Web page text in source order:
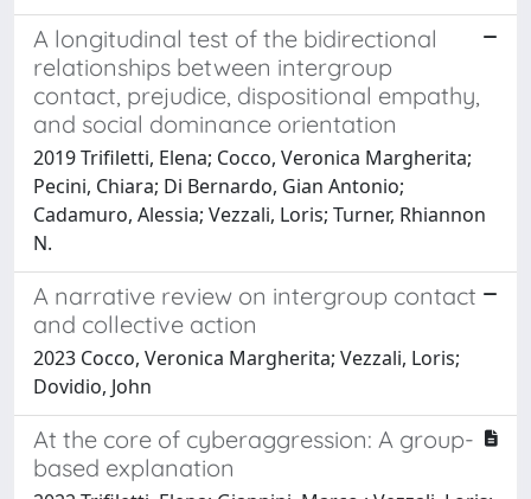
A longitudinal test of the bidirectional
relationships between intergroup
contact, prejudice, dispositional empathy,
and social dominance orientation
2019 Trifiletti, Elena; Cocco, Veronica Margherita;
Pecini, Chiara; Di Bernardo, Gian Antonio;
Cadamuro, Alessia; Vezzali, Loris; Turner, Rhiannon
N.
A narrative review on intergroup contact
and collective action
2023 Cocco, Veronica Margherita; Vezzali, Loris;
Dovidio, John
At the core of cyberaggression: A group-
based explanation